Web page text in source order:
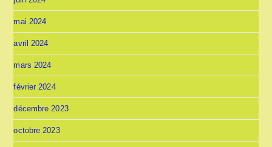
mai 2024
avril 2024
mars 2024
février 2024
décembre 2023
octobre 2023